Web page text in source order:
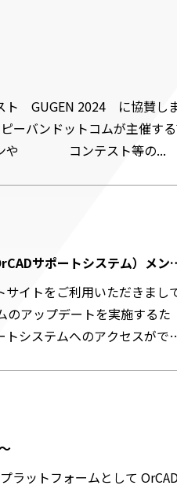
ト GUGEN 2024 に協賛し
ンドットコムが主催す
ソンや コンテスト等の...
サポートシステム）メン
サイトをご利用いただきまし
のアップデートを実施するた
システムへのアクセスがで
ラットフォームとして